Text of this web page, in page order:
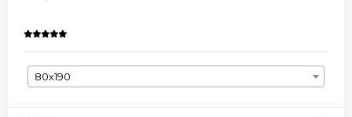
80х190